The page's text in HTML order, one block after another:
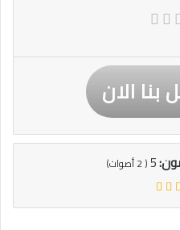
بنا الان
5
(
2أصوات)